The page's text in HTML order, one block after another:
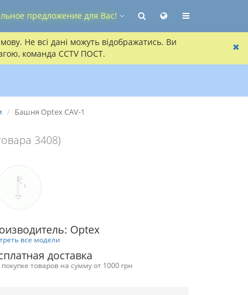
Не всі дані можуть відображатись. Ви
команда CCTV ПОСТ.
предложение для Вас!
Башня Optex CAV-1
3408)
Optex
все модели
доставка
товаров на сумму от 1000 грн